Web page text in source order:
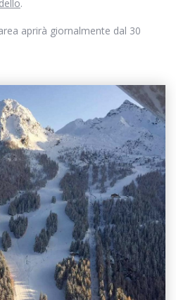
.
aprirà giornalmente dal 30